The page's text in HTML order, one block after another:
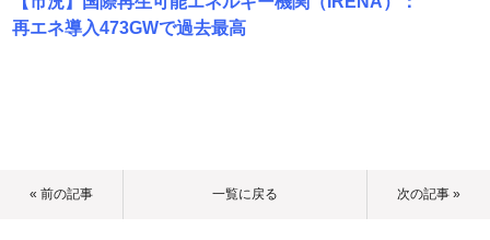
再エネ導入473GWで過去最高
« 前の記事 一覧に戻る 次の記事 »